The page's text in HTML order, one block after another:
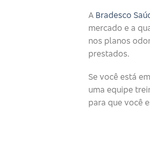
A Bradesco
mercado e a
nos planos
prestados.
Se você está
uma equipe
para que você